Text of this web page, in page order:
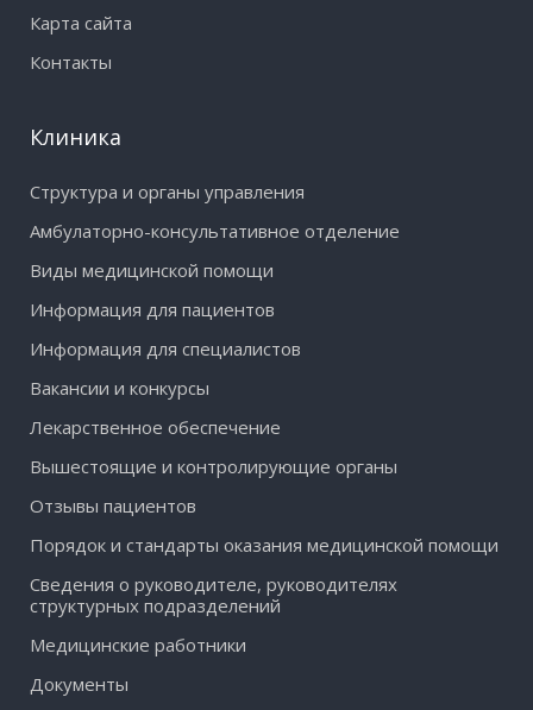
Карта сайта
Контакты
Клиника
Структура и органы управления
Амбулаторно-консультативное отделение
Виды медицинской помощи
Информация для пациентов
Информация для специалистов
Вакансии и конкурсы
Лекарственное обеспечение
Вышестоящие и контролирующие органы
Отзывы пациентов
Порядок и стандарты оказания медицинской помощи
Сведения о руководителе, руководителях
структурных подразделений
Медицинские работники
Документы